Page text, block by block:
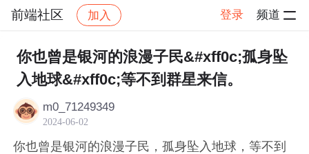
前端社区 加入 登录 频道
社区 前端社区 感慨 帖子详情
你也曾是银河的浪漫子民&#xff0c;孤身坠
入地球&#xff0c;等不到群星来信。
m0_71249349
2024-06-02
你也曾是银河的浪漫子民，孤身坠入地球，等不到